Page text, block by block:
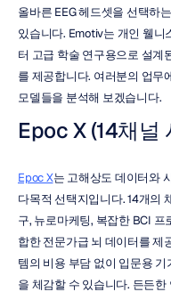
올바른 EEG 헤드셋을 선택하
있습니다. Emotiv는 개인 웰
터 고급 학술 연구용으로 설계
를 제공합니다. 여러분의 업무
모델들을 분석해 보겠습니다.
Epoc X (14채널
Epoc X는 고해상도 데이터와
다목적 선택지입니다. 14개의
구, 뉴로마케팅, 복잡한 BCI
합한 전문가급 뇌 데이터를
템의 비용 부담 없이 입문용
을 체감할 수 있습니다. 든든